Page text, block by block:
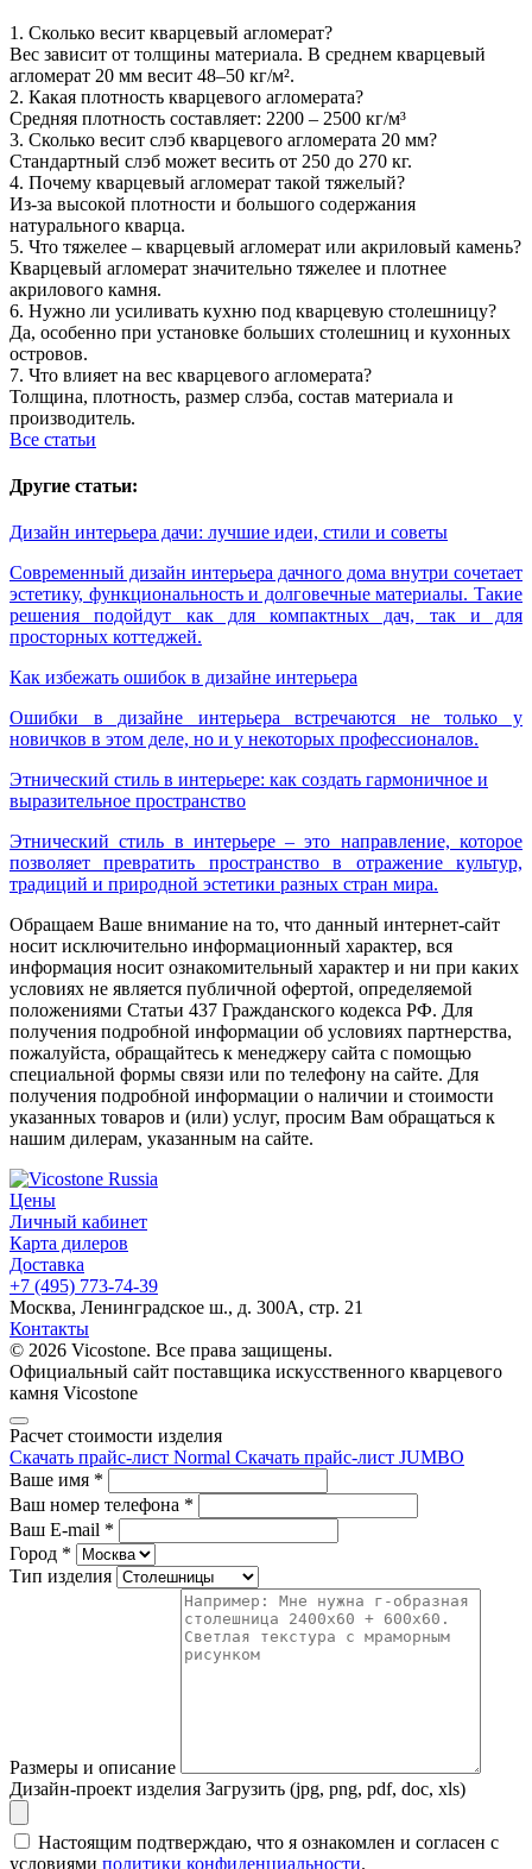
1. Сколько весит кварцевый агломерат?
Вес зависит от толщины материала. В среднем кварцевый
агломерат 20 мм весит 48–50 кг/м².
2. Какая плотность кварцевого агломерата?
Средняя плотность составляет: 2200 – 2500 кг/м³
3. Сколько весит слэб кварцевого агломерата 20 мм?
Стандартный слэб может весить от 250 до 270 кг.
4. Почему кварцевый агломерат такой тяжелый?
Из-за высокой плотности и большого содержания
натурального кварца.
5. Что тяжелее – кварцевый агломерат или акриловый камень?
Кварцевый агломерат значительно тяжелее и плотнее
акрилового камня.
6. Нужно ли усиливать кухню под кварцевую столешницу?
Да, особенно при установке больших столешниц и кухонных
островов.
7. Что влияет на вес кварцевого агломерата?
Толщина, плотность, размер слэба, состав материала и
производитель.
Все статьи
Другие статьи:
Дизайн интерьера дачи: лучшие идеи, стили и советы
Современный дизайн интерьера дачного дома внутри сочетает
эстетику, функциональность и долговечные материалы. Такие
решения подойдут как для компактных дач, так и для
просторных коттеджей.
Как избежать ошибок в дизайне интерьера
Ошибки в дизайне интерьера встречаются не только у
новичков в этом деле, но и у некоторых профессионалов.
Этнический стиль в интерьере: как создать гармоничное и
выразительное пространство
Этнический стиль в интерьере – это направление, которое
позволяет превратить пространство в отражение культур,
традиций и природной эстетики разных стран мира.
Обращаем Ваше внимание на то, что данный интернет-сайт
носит исключительно информационный характер, вся
информация носит ознакомительный характер и ни при каких
условиях не является публичной офертой, определяемой
положениями Статьи 437 Гражданского кодекса РФ. Для
получения подробной информации об условиях партнерства,
пожалуйста, обращайтесь к менеджеру сайта с помощью
специальной формы связи или по телефону на сайте. Для
получения подробной информации о наличии и стоимости
указанных товаров и (или) услуг, просим Вам обращаться к
нашим дилерам, указанным на сайте.
Цены
Личный кабинет
Карта дилеров
Доставка
+7 (495) 773-74-39
Москва, Ленинградское ш., д. 300А, стр. 21
Контакты
© 2026 Vicostone. Все права защищены.
Официальный сайт поставщика искусственного кварцевого
камня Vicostone
Расчет стоимости изделия
Скачать прайс-лист Normal Скачать прайс-лист JUMBO
Ваше имя *
Ваш номер телефона *
Ваш E-mail *
Город *
Тип изделия
Размеры и описание
Дизайн-проект изделия Загрузить (jpg, png, pdf, doc, xls)
Настоящим подтверждаю, что я ознакомлен и согласен с
условиями политики конфиденциальности.